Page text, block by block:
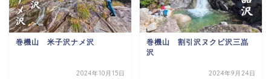
巻機山 米子沢ナメ沢
2024年10月15日
巻機山 割引沢ヌクビ沢三嵓
沢
2024年9月24日